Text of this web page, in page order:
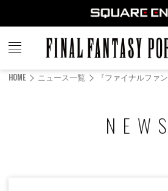
HOME ニュース一覧 『ファイナルファ
NEWS